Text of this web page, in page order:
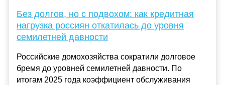
Без долгов, но с подвохом: как кредитная
нагрузка россиян откатилась до уровня
семилетней давности
Российские домохозяйства сократили долговое
бремя до уровней семилетней давности. По
итогам 2025 года коэффициент обслуживания